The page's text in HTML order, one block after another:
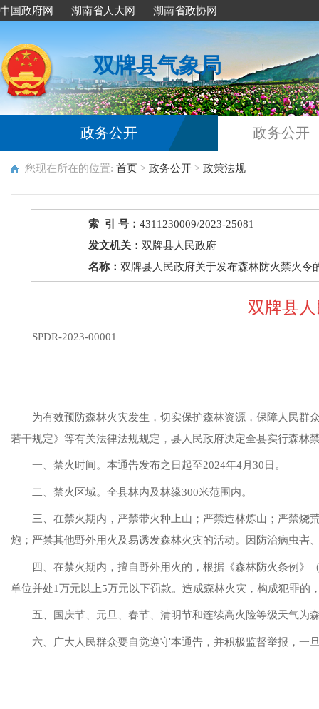
中国政府网 湖南省人大网 湖南省政协网
双牌县气象局
政务公开 政务公开
您现在所在的位置: 首页 > 政务公开 > 政策法规
索 引 号：4311230009/2023-25081
发文机关：双牌县人民政府
名称：双牌县人民政府关于发布森林防火禁火令
双牌县
SPDR-2023-00001
为有效预防森林火灾发生，切实保护森林资源，保障人民群
若干规定》等有关法律法规规定，县人民政府决定全县实行森林
一、 禁火时间。 本通告发布之日起至2024年4月30日。
二、禁火区域。全县林内及林缘300米范围内。
三、在禁火期内， 严禁带火种上山；严禁造林炼山；严禁烧
炮；严禁其他野外用火及易诱发森林火灾的活动。因防治病虫害
四、 在禁火期内，擅自野外用火的，根据 《森林防火条例》
单位并处1万元以上5万元以下罚款。造成森林火灾，构成犯罪的
五、国庆节、元旦、春节、清明节和连续高火险等级天气为
六、广大人民群众要自觉遵守本通告，并积极监督举报，一